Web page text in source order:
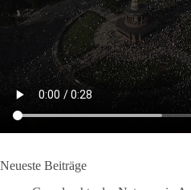
Wusstest du, dass ein guter Antrag
wird, nur weil er von einer
Sachsen-Anhalt braucht Lösungen
Wirtschaft, Infrastruktur und die
werden nicht kleiner, wenn im
und erst danach auf den Inhalt
dieBasis Sachsen-Anhalt steht für
Neueste Beiträge